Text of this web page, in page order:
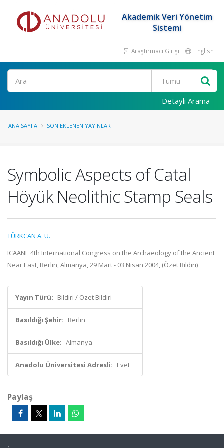
Akademik Veri Yönetim
Sistemi
Araştırmacı Girişi English
Ara
Detaylı Arama
ANA SAYFA SON EKLENEN YAYINLAR
Symbolic Aspects of Catal
Höyük Neolithic Stamp Seals
TÜRKCAN A. U.
ICAANE 4th International Congress on the Archaeology of the Ancient
Near East, Berlin, Almanya, 29 Mart - 03 Nisan 2004, (Özet Bildiri)
Yayın Türü: Bildiri / Özet Bildiri
Basıldığı Şehir: Berlin
Basıldığı Ülke: Almanya
Anadolu Üniversitesi Adresli: Evet
Paylaş